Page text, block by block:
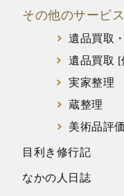
その他のサービス
遺品買取
遺品買取 [
実家整理
蔵整理
美術品評
目利き修行記
なかの人日誌